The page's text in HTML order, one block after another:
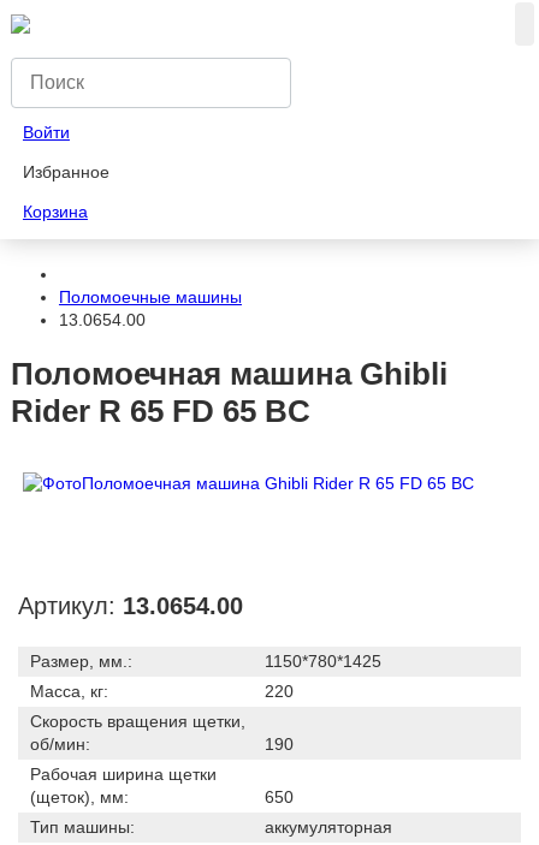
Войти
Избранное
Корзина
Поломоечные машины
13.0654.00
Поломоечная машина Ghibli
Rider R 65 FD 65 BC
Артикул: 13.0654.00
Размер, мм.:
1150*780*1425
Масса, кг:
220
Скорость вращения щетки,
об/мин:
190
Рабочая ширина щетки
(щеток), мм:
650
Тип машины:
аккумуляторная